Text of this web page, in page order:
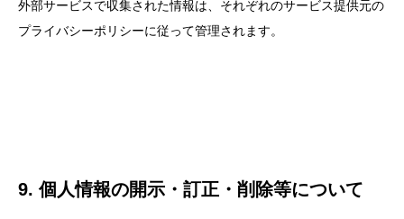
外部サービスで収集された情報は、それぞれのサービス提供元の
プライバシーポリシーに従って管理されます。
9. 個人情報の開示・訂正・削除等について